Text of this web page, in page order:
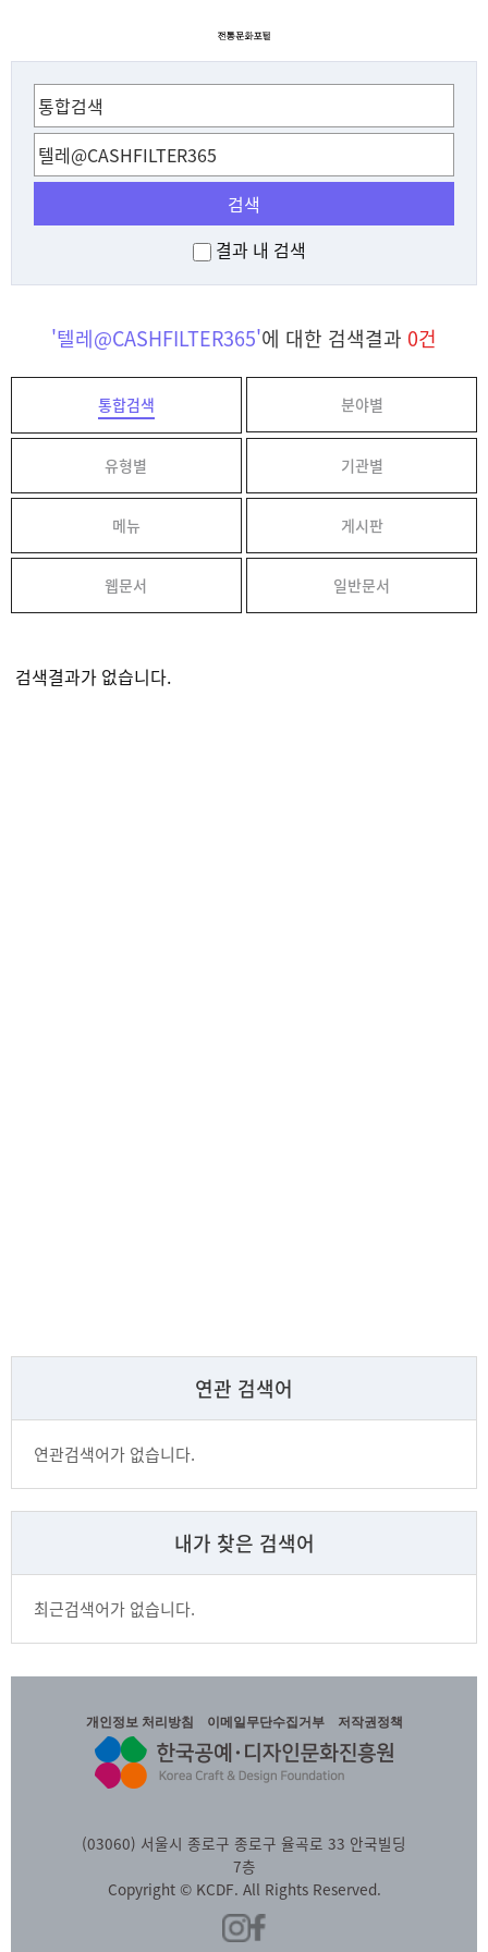
검색
결과 내 검색
'텔레@CASHFILTER365'에 대한 검색결과 0건
통합검색 분야별
유형별 기관별
메뉴 게시판
웹문서 일반문서
검색결과가 없습니다.
연관 검색어
연관검색어가 없습니다.
내가 찾은 검색어
최근검색어가 없습니다.
개인정보 처리방침 이메일무단수집거부 저작권정책
(03060) 서울시 종로구 종로구 율곡로 33 안국빌딩
7층
Copyright © KCDF. All Rights Reserved.